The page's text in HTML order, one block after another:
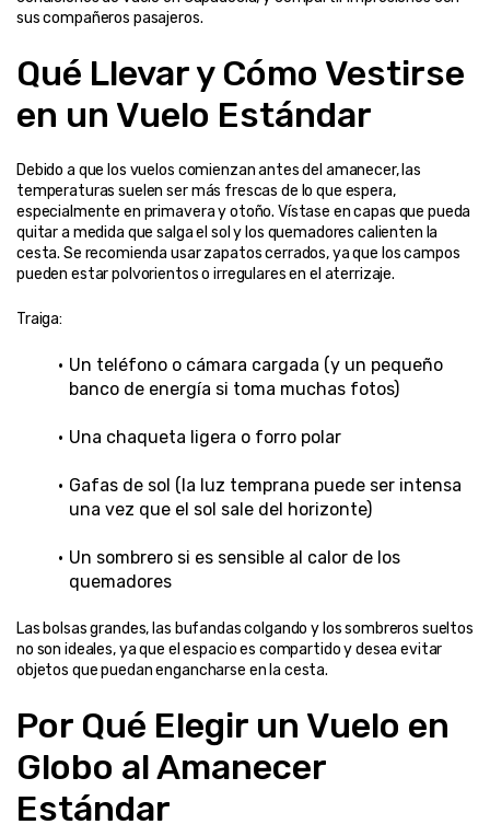
sus compañeros pasajeros.
Qué Llevar y Cómo Vestirse
en un Vuelo Estándar
Debido a que los vuelos comienzan antes del amanecer, las
temperaturas suelen ser más frescas de lo que espera,
especialmente en primavera y otoño. Vístase en capas que pueda
quitar a medida que salga el sol y los quemadores calienten la
cesta. Se recomienda usar zapatos cerrados, ya que los campos
pueden estar polvorientos o irregulares en el aterrizaje.
Traiga:
Un teléfono o cámara cargada (y un pequeño
banco de energía si toma muchas fotos)
Una chaqueta ligera o forro polar
Gafas de sol (la luz temprana puede ser intensa
una vez que el sol sale del horizonte)
Un sombrero si es sensible al calor de los
quemadores
Las bolsas grandes, las bufandas colgando y los sombreros sueltos
no son ideales, ya que el espacio es compartido y desea evitar
objetos que puedan engancharse en la cesta.
Por Qué Elegir un Vuelo en
Globo al Amanecer
Estándar